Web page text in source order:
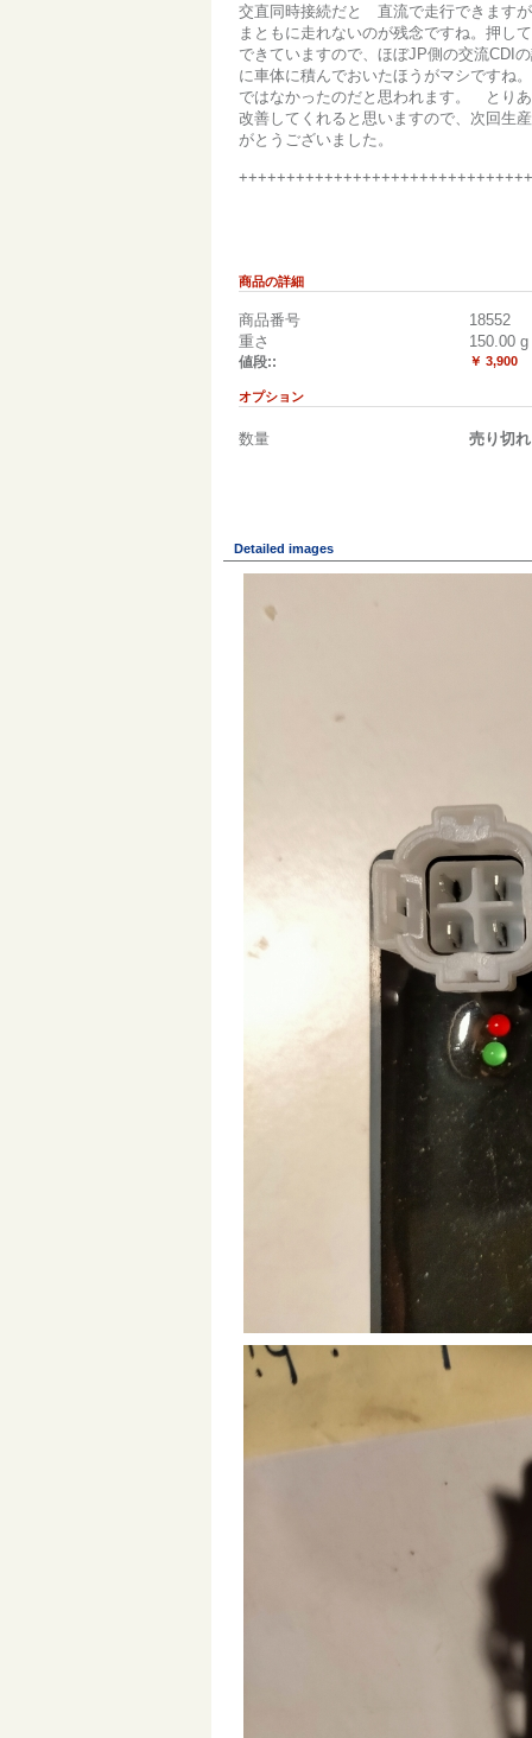
交直同時接続だと 直流で走行できます
まともに走れないのが残念ですね。押し
できていますので、ほぼJP側の交流CDI
に車体に積んでおいたほうがマシですね
ではなかったのだと思われます。 とり
改善してくれると思いますので、次回生
がとうございました。
商品の詳細
商品番号
18552
重さ
150.00 g
値段:: ￥ 3,900
オプション
数量 売り切れ
Detailed images